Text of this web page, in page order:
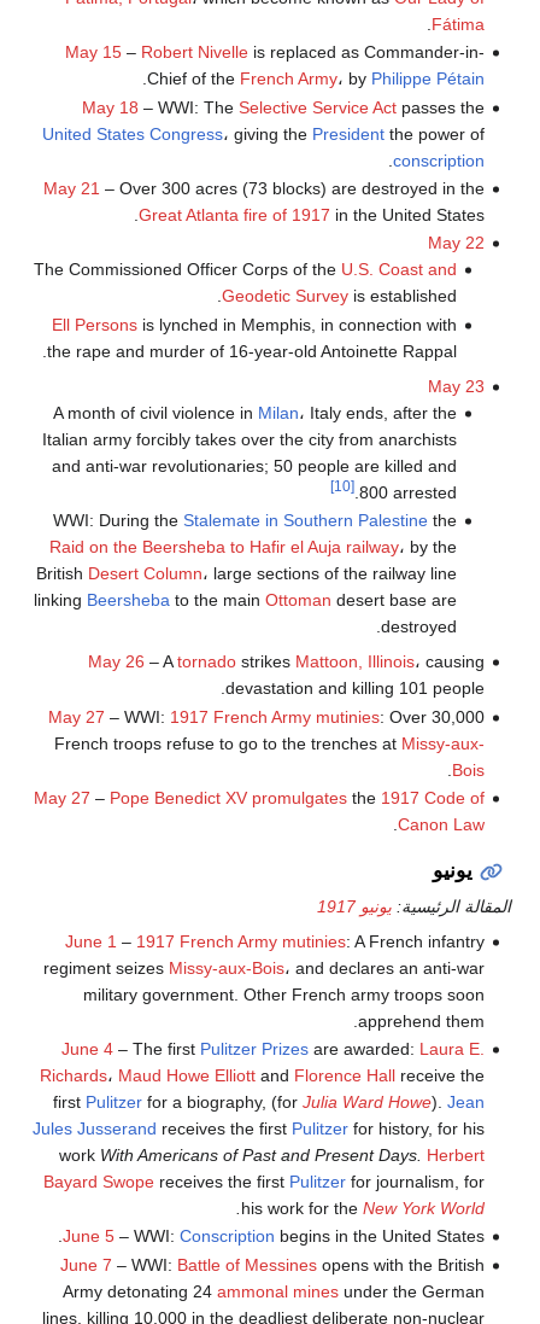
Fátima
May 15– Robert Nivelleis replaced as Commander-in-
Chief of the French Army، by Philippe Pétain
.
May 18 – WWI: The Selective Service Actpasses the
United States Congress، giving the Presidentthe power of
conscription
May 21 – Over 300 acres (73 blocks) are destroyed in the
Great Atlanta fire of 1917 in the United States.
May 22
The Commissioned Officer Corps of the U.S. Coast and
Geodetic Survey is established.
Ell Persons is lynched in Memphis, in connection with
the rape and murder of 16-year-old Antoinette Rappal.
May 23
A month of civil violence in Milan، Italy ends, after the
Italian army forcibly takes over the city from anarchists
and anti-war revolutionaries; 50 people are killed and
800 arrested.
[10]
WWI: During theStalemate in Southern Palestine the
Raid on the Beersheba to Hafir el Auja railway، by the
British Desert Column، large sections of the railway line
linking Beersheba to the mainOttoman desert base are
destroyed.
May 26 – Atornadostrikes Mattoon, Illinois، causing
devastation and killing 101 people.
May 27 – WWI: 1917 French Army mutinies: Over 30,000
French troops refuse to go to the trenches at Missy-aux-
Bois
May 27 – Pope Benedict XV promulgatesthe 1917 Code of
Canon Law
يونيو
المقالة الرئيسية: يونيو 1917
June 1 – 1917 French Army mutinies: A French infantry
regiment seizes Missy-aux-Bois، and declares an anti-war
military government. Other French army troops soon
apprehend them.
June 4– The first Pulitzer Prizesare awarded: Laura E.
Richards، Maud Howe Elliottand Florence Hallreceive the
first Pulitzerfor a biography, (for Julia Ward Howe). Jean
Jules Jusserand receives the first Pulitzerfor history, for his
work With Americans of Past and Present Days. Herbert
Bayard Swopereceives the first Pulitzerfor journalism, for
his work for the New York World
June 5– WWI: Conscription begins in the United States.
June 7 – WWI: Battle of Messinesopens with the British
Army detonating 24 ammonal minesunder the German
lines, killing 10,000 in the deadliest deliberate non-nuclear